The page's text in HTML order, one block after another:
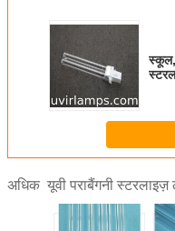
स्कूल,
अधिक यूवी पराबैंगनी